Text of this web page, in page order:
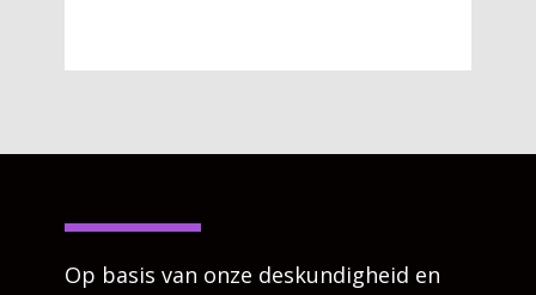
Op basis van onze deskundigheid en